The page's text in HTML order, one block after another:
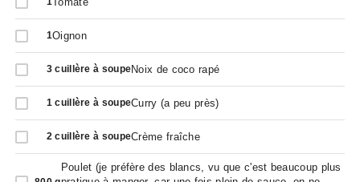
1Oignon
3 cuillère à soupeNoix de coco rapé
1 cuillère à soupeCurry (a peu près)
2 cuillère à soupeCrème fraîche
Poulet (je préfère des blancs, vu que c'est beaucoup plus